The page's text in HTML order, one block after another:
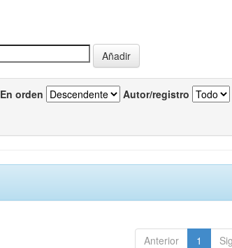
En orden Autor/registro
Anterior 1